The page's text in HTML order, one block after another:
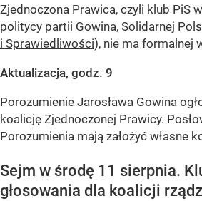
Zjednoczona Prawica, czyli klub PiS
politycy partii Gowina, Solidarnej
i Sprawiedliwości), nie ma formalnej
Aktualizacja, godz. 9
Porozumienie Jarosława Gowina
koalicję Zjednoczonej Prawicy.
Porozumienia mają założyć własne
Sejm w środę 11 sierpnia.
głosowania dla koalicji